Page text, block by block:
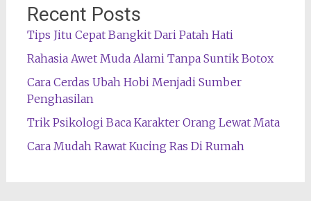
Recent Posts
Tips Jitu Cepat Bangkit Dari Patah Hati
Rahasia Awet Muda Alami Tanpa Suntik Botox
Cara Cerdas Ubah Hobi Menjadi Sumber
Penghasilan
Trik Psikologi Baca Karakter Orang Lewat Mata
Cara Mudah Rawat Kucing Ras Di Rumah